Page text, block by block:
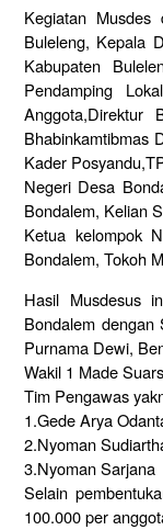
Kegiatan
Buleleng, Kepala
Kabupaten
Pendamping
Bhabinkamtibmas
Kader
Negeri Desa
Bondalem, Kelian
Ketua kelompok
Bondalem, Tokoh
Hasil Musdesus
Bondalem
Purnama Dewi,
Wakil 1 Made
Tim Pengawas
1.Gede Arya
2.Nyoman
3.Nyoman Sarjana
Selain
100.000 per